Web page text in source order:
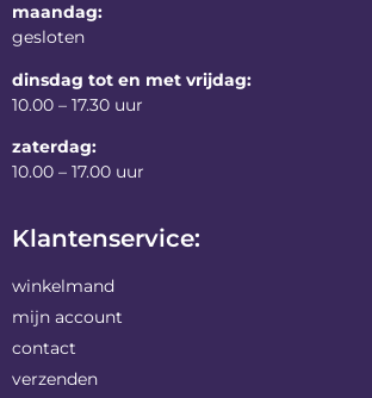
maandag:
gesloten
dinsdag tot en met vrijdag:
10.00 – 17.30 uur
zaterdag:
10.00 – 17.00 uur
Klantenservice:
winkelmand
mijn account
contact
verzenden